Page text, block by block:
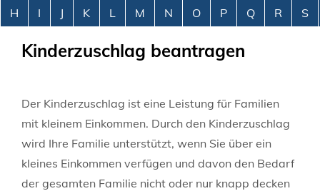
Alphabetisches Register überspringen
H I J K L M N O P Q R S
Kinderzuschlag beantragen
Der Kinderzuschlag ist eine Leistung für Familien
mit kleinem Einkommen. Durch den Kinderzuschlag
wird Ihre Familie unterstützt, wenn Sie über ein
kleines Einkommen verfügen und davon den Bedarf
der gesamten Familie nicht oder nur knapp decken